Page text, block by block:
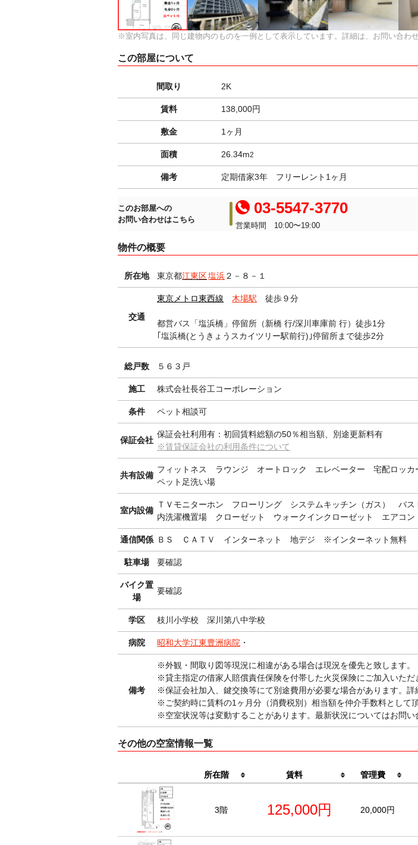
※室内写真は、同じ建物内のものを一例として表示しています。詳細は、お問い合わ
この部屋について
間取り 2K
賃料 138,000円
敷金 1ヶ月
面積 26.34m2
備考 定期借家3年 フリーレント1ヶ月
このお部屋への
お問い合わせはこちら
03-5547-3770
営業時間 10:00〜19:00
物件の概要
所在地 東京都江東区塩浜２－８－１
交通
東京メトロ東西線 木場駅 徒歩９分
都営バス「塩浜橋」停留所（新橋 行/深川車庫前 行）徒歩1分
｢塩浜橋(とうきょうスカイツリー駅前行)｣停留所まで徒歩2分
総戸数 ５６３戸
施工 株式会社長谷工コーポレーション
条件 ペット相談可
保証会社
保証会社利用有：初回賃料総額の50％相当額、別途更新料有
※賃貸保証会社の利用条件について
共有設備
フィットネス ラウンジ オートロック エレベーター 宅配ロッ
ペット足洗い場
室内設備
ＴＶモニターホン フローリング システムキッチン（ガス）
内洗濯機置場 クローゼット ウォークインクローゼット エアコン
通信関係 ＢＳ ＣＡＴＶ インターネット 地デジ ※インターネット無料
駐車場 要確認
バイク置
場
要確認
学区 枝川小学校 深川第八中学校
病院 昭和大学江東豊洲病院 ・
備考
※外観・間取り図等現況に相違がある場合は現況を優先
※貸主指定の借家人賠償責任保険を付帯した火災保険にご加入いただ
※保証会社加入、鍵交換等にて別途費用が必要な場合があります。詳
※ご契約時に賃料の1ヶ月分（消費税別）相当額を仲介手数料として
※空室状況等は変動することがあります。最新状況についてはお問い
その他の空室情報一覧
所在階 賃料 管理費
3階 125,000円 20,000円